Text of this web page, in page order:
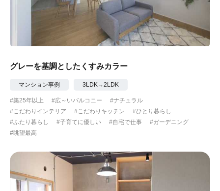
グレーを基調としたくすみカラー
マンション事例 3LDK→2LDK
#築25年以上 #広～いバルコニー
#ナチュラル
#こだわりインテリア
#こだわりキッチン
#ひとり暮らし
#ふたり暮らし
#子育てに優しい #自宅で仕事
#ガーデニング
#眺望最高